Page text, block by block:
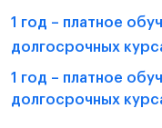
1 год – платное
долгосрочных
1 год – платное
долгосрочных